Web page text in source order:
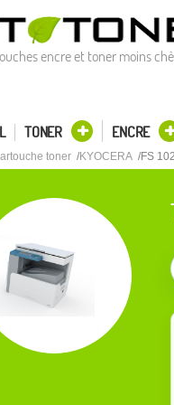
encre et toner moins
TONER ENCRE
toner KYOCERA FS